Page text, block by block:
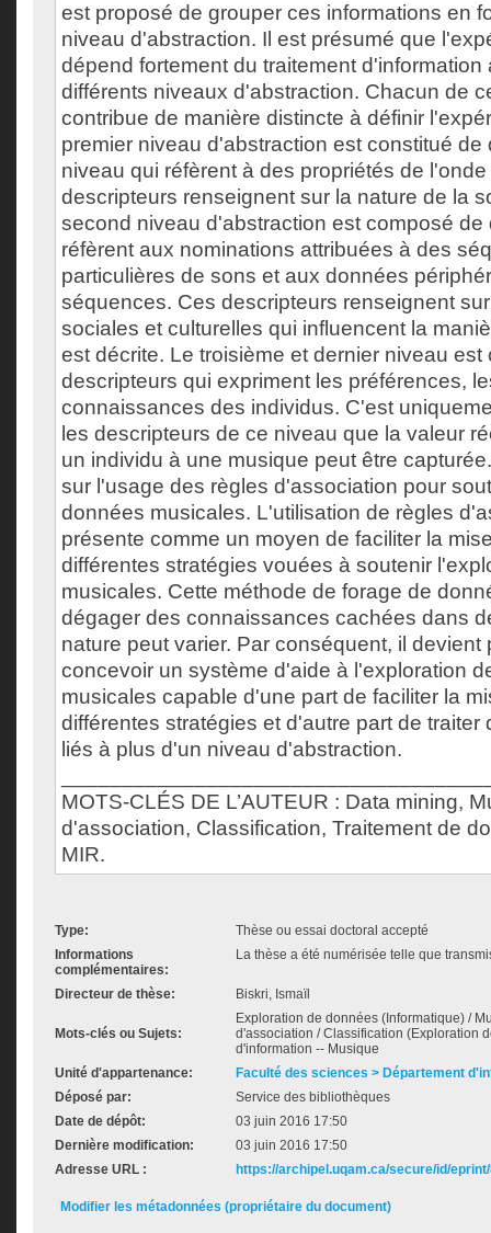
est proposé de grouper ces informations en
niveau d'abstraction. Il est présumé que
dépend fortement du traitement d'information
différents niveaux d'abstraction. Chacun de
contribue de manière distincte à définir
premier niveau d'abstraction est constitué
niveau qui réfèrent à des propriétés de
descripteurs renseignent sur la nature de la
second niveau d'abstraction est composé de
réfèrent aux nominations attribuées à des
particulières de sons et aux données
séquences. Ces descripteurs renseignent
sociales et culturelles qui influencent la
est décrite. Le troisième et dernier niveau est
descripteurs qui expriment les préférences,
connaissances des individus. C'est
les descripteurs de ce niveau que la valeur
un individu à une musique peut être
sur l'usage des règles d'association pour
données musicales. L'utilisation de règles
présente comme un moyen de faciliter la
différentes stratégies vouées à soutenir
musicales. Cette méthode de forage de
dégager des connaissances cachées dans
nature peut varier. Par conséquent, il devient
concevoir un système d'aide à l'exploration
musicales capable d'une part de faciliter la
différentes stratégies et d'autre part de traiter
liés à plus d'un niveau d'abstraction.
MOTS-CLÉS DE L’AUTEUR : Data mining,
d'association, Classification, Traitement de
MIR.
Type:
Thèse ou essai doctoral accepté
Informations
complémentaires:
La thèse a été numérisée telle que
Directeur de thèse: Biskri, Ismaïl
Mots-clés ou Sujets:
Exploration de données (Informatique) /
d'association / Classification (Exploration
d'information -- Musique
Unité d'appartenance:
Faculté des sciences > Département
Déposé par:
Service des bibliothèques
Date de dépôt:
03 juin 2016 17:50
Dernière modification:
03 juin 2016 17:50
Adresse URL :
https://archipel.uqam.ca/secure/id/
Modifier les métadonnées (propriétaire du document)